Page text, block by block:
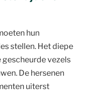
hun
stellen. Het diepe
vezels
De hersenen
uiterst